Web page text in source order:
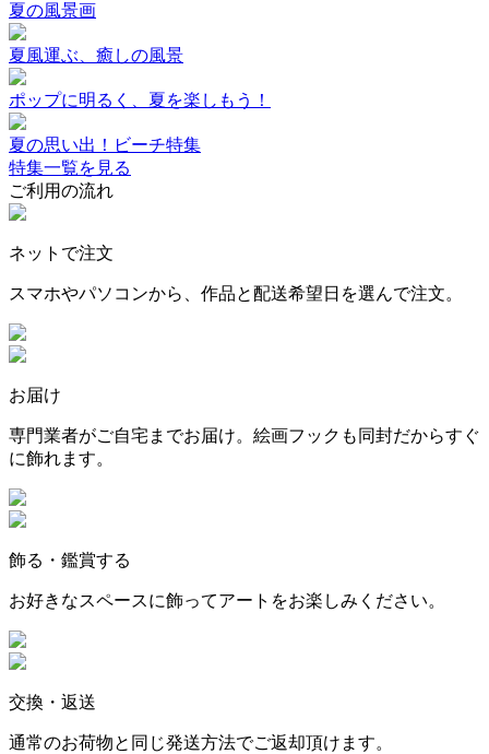
夏の風景画
夏風運ぶ、癒しの風景
ポップに明るく、夏を楽しもう！
夏の思い出！ビーチ特集
特集一覧を見る
ご利用の流れ
ネットで注文
スマホやパソコンから、作品と配送希望日を選んで注文。
お届け
専門業者がご自宅までお届け。絵画フックも同封だからすぐ
に飾れます。
飾る・鑑賞する
お好きなスペースに飾ってアートをお楽しみください。
交換・返送
通常のお荷物と同じ発送方法でご返却頂けます。